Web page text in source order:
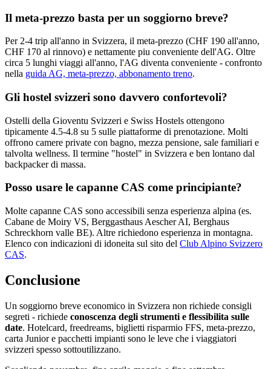
Il meta-prezzo basta per un soggiorno breve?
Per 2-4 trip all'anno in Svizzera, il meta-prezzo (CHF 190 all'anno,
CHF 170 al rinnovo) e nettamente piu conveniente dell'AG. Oltre
circa 5 lunghi viaggi all'anno, l'AG diventa conveniente - confronto
nella guida AG, meta-prezzo, abbonamento treno.
Gli hostel svizzeri sono davvero confortevoli?
Ostelli della Gioventu Svizzeri e Swiss Hostels ottengono
tipicamente 4.5-4.8 su 5 sulle piattaforme di prenotazione. Molti
offrono camere private con bagno, mezza pensione, sale familiari e
talvolta wellness. Il termine "hostel" in Svizzera e ben lontano dal
backpacker di massa.
Posso usare le capanne CAS come principiante?
Molte capanne CAS sono accessibili senza esperienza alpina (es.
Cabane de Moiry VS, Berggasthaus Aescher AI, Berghaus
Schreckhorn valle BE). Altre richiedono esperienza in montagna.
Elenco con indicazioni di idoneita sul sito del Club Alpino Svizzero
CAS.
Conclusione
Un soggiorno breve economico in Svizzera non richiede consigli
segreti - richiede conoscenza degli strumenti e flessibilita sulle
date. Hotelcard, freedreams, biglietti risparmio FFS, meta-prezzo,
carta Junior e pacchetti impianti sono le leve che i viaggiatori
svizzeri spesso sottoutilizzano.